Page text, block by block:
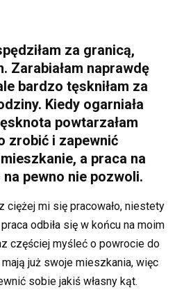
za granicą,
Zarabiałam naprawdę
bardzo tęskniłam za
Kiedy ogarniała
powtarzałam
zrobić i zapewnić
a praca na
pewno nie pozwoli.
ciężej mi się pracowało, niestety
odbiła się w końcu na moim
częściej myśleć o powrocie do
już swoje mieszkania, więc
sobie jakiś własny kąt.